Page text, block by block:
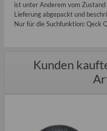
ist unter Anderem vom
Lieferung abgepackt und
Nur für die Suchfunktion: Qeck
Kunden